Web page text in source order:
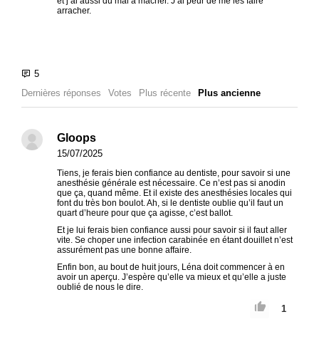
arracher.
Dernières réponses Votes Plus récente Plus ancienne
Gloops
15/07/2025
Tiens, je ferais bien confiance au dentiste, pour savoir si une
anesthésie générale est nécessaire. Ce n’est pas si anodin
que ça, quand même. Et il existe des anesthésies locales qui
font du très bon boulot. Ah, si le dentiste oublie qu’il faut un
quart d’heure pour que ça agisse, c’est ballot.
Et je lui ferais bien confiance aussi pour savoir si il faut aller
vite. Se choper une infection carabinée en étant douillet n’est
assurément pas une bonne affaire.
Enfin bon, au bout de huit jours, Léna doit commencer à en
avoir un aperçu. J’espère qu’elle va mieux et qu’elle a juste
oublié de nous le dire.
1